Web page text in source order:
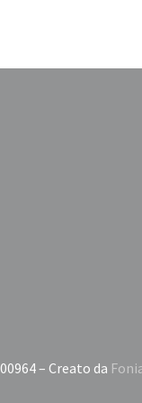
– Creato da